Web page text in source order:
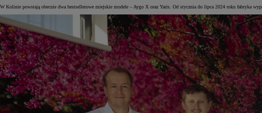
Yaris Cross
HYBRID
W Kolinie powstają obecnie dwa bestsellerowe miejskie modele – Aygo X oraz Yaris. Od stycznia do lipca 2024 roku fabryka